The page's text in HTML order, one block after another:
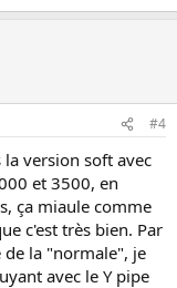
#4
la version soft avec
et 3500, en
ça miaule comme
c'est très bien. Par
la "normale", je
avec le Y pipe